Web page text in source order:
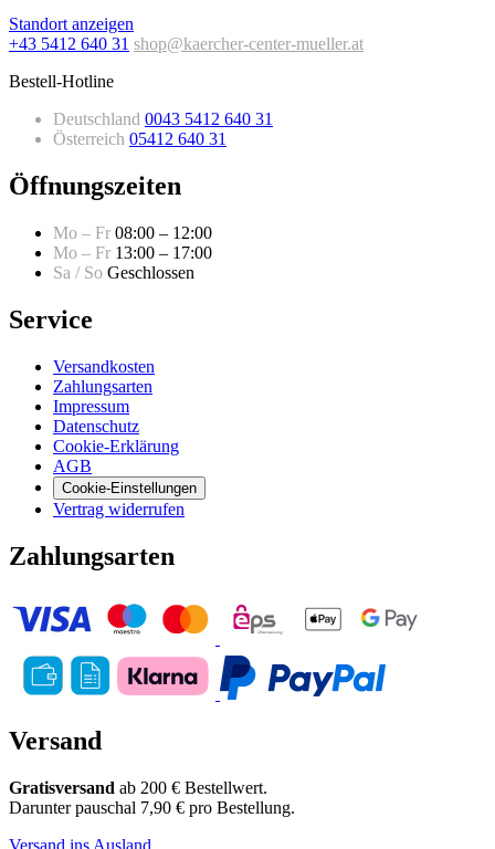
Standort anzeigen
+43 5412 640 31 shop@kaercher-center-mueller.at
Bestell-Hotline
Deutschland 0043 5412 640 31
Österreich 05412 640 31
Öffnungszeiten
Mo – Fr 08:00 – 12:00
Mo – Fr 13:00 – 17:00
Sa / So Geschlossen
Service
Versandkosten
Zahlungsarten
Impressum
Datenschutz
Cookie-Erklärung
AGB
Cookie-Einstellungen
Vertrag widerrufen
Zahlungsarten
Versand
Gratisversand ab 200 € Bestellwert.
Darunter pauschal 7,90 € pro Bestellung.
Versand ins Ausland